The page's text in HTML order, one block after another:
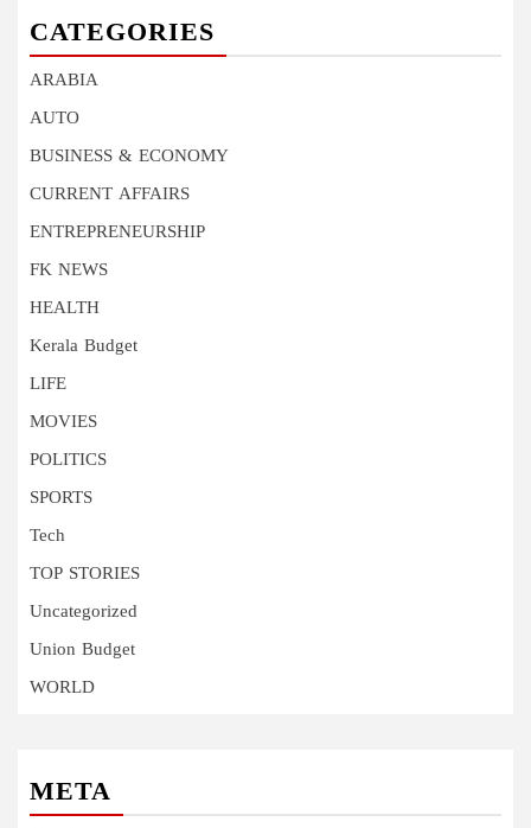
CATEGORIES
ARABIA
AUTO
BUSINESS & ECONOMY
CURRENT AFFAIRS
ENTREPRENEURSHIP
FK NEWS
HEALTH
Kerala Budget
LIFE
MOVIES
POLITICS
SPORTS
Tech
TOP STORIES
Uncategorized
Union Budget
WORLD
META